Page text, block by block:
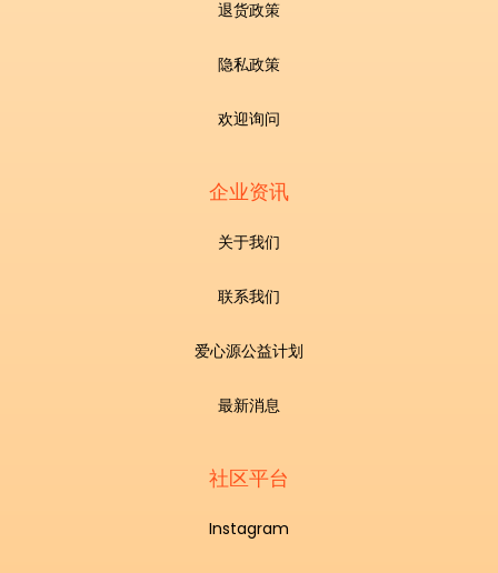
退货政策
隐私政策
欢迎询问
企业资讯
关于我们
联系我们
爱心源公益计划
最新消息
社区平台
Instagram